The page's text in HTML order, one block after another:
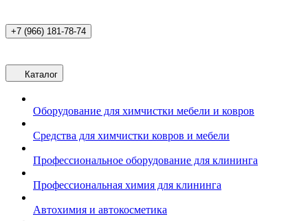
+7 (966) 181-78-74
Каталог
Оборудование для химчистки мебели и ковров
Средства для химчистки ковров и мебели
Профессиональное оборудование для клининга
Профессиональная химия для клининга
Автохимия и автокосметика